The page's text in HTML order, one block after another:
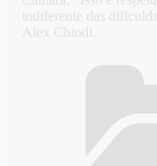
indiferente das
Alex Chiodi.